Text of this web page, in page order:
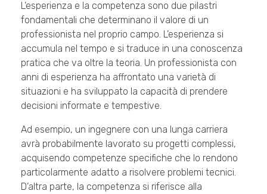
L’esperienza e la competenza sono due pilastri
fondamentali che determinano il valore di un
professionista nel proprio campo. L’esperienza si
accumula nel tempo e si traduce in una conoscenza
pratica che va oltre la teoria. Un professionista con
anni di esperienza ha affrontato una varietà di
situazioni e ha sviluppato la capacità di prendere
decisioni informate e tempestive.
Ad esempio, un ingegnere con una lunga carriera
avrà probabilmente lavorato su progetti complessi,
acquisendo competenze specifiche che lo rendono
particolarmente adatto a risolvere problemi tecnici.
D’altra parte, la competenza si riferisce alla